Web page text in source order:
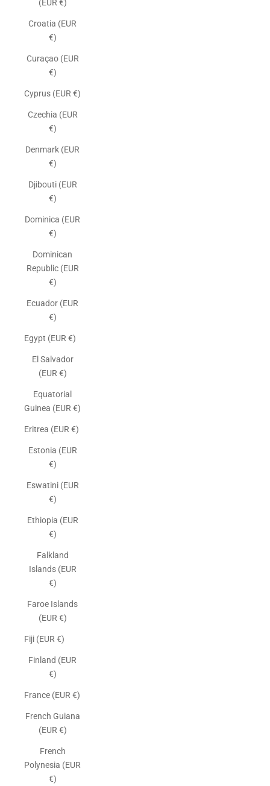
(EUR €)
Croatia (EUR
€)
Curaçao (EUR
€)
Cyprus (EUR €)
Czechia (EUR
€)
Denmark (EUR
€)
Djibouti (EUR
€)
Dominica (EUR
€)
Dominican
Republic (EUR
€)
Ecuador (EUR
€)
Egypt (EUR €)
El Salvador
(EUR €)
Equatorial
Guinea (EUR €)
Eritrea (EUR €)
Estonia (EUR
€)
Eswatini (EUR
€)
Ethiopia (EUR
€)
Falkland
Islands (EUR
€)
Faroe Islands
(EUR €)
Fiji (EUR €)
Finland (EUR
€)
France (EUR €)
French Guiana
(EUR €)
French
Polynesia (EUR
€)